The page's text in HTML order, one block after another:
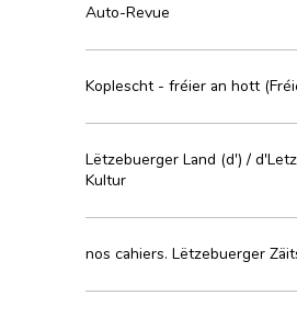
Auto-Revue
Koplescht - fréier an hott
Lëtzebuerger Land (d') /
Kultur
nos cahiers. Lëtzebuerger